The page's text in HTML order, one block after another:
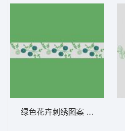
绿色花卉刺绣图案 大花样